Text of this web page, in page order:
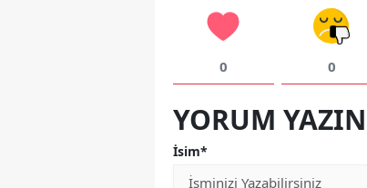
0 0
YORUM YAZIN
İsim*